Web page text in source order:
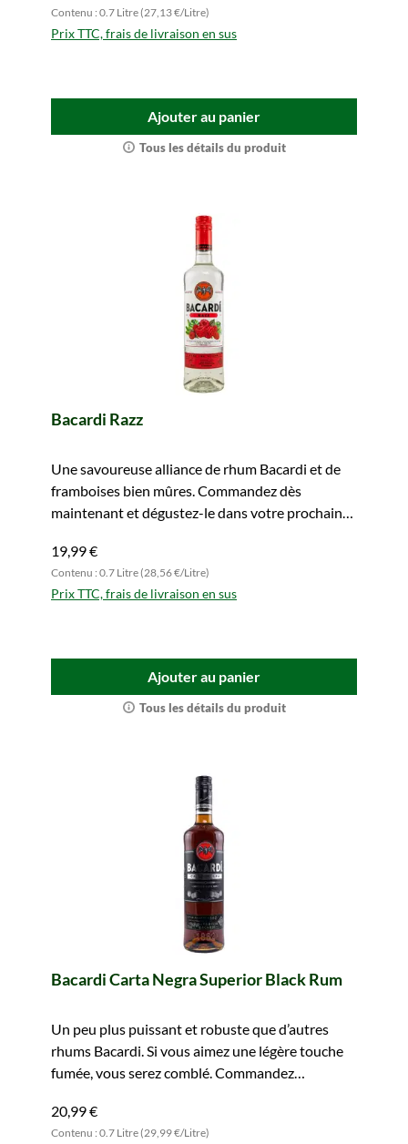
Contenu : 0.7 Litre (27,13 €/Litre)
Prix TTC, frais de livraison en sus
Ajouter au panier
Tous les détails du produit
Bacardi Razz
Une savoureuse alliance de rhum Bacardi et de
framboises bien mûres. Commandez dès
maintenant et dégustez-le dans votre prochain
19,99 €
Contenu : 0.7 Litre (28,56 €/Litre)
Prix TTC, frais de livraison en sus
Ajouter au panier
Tous les détails du produit
Bacardi Carta Negra Superior Black Rum
Un peu plus puissant et robuste que d’autres
rhums Bacardi. Si vous aimez une légère touche
fumée, vous serez comblé. Commandez
20,99 €
Contenu : 0.7 Litre (29,99 €/Litre)